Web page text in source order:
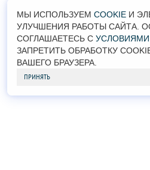
МЫ ИСПОЛЬЗУЕМ COOKIE И
УЛУЧШЕНИЯ РАБОТЫ САЙТА.
СОГЛАШАЕТЕСЬ С УСЛОВИЯМИ
ЗАПРЕТИТЬ ОБРАБОТКУ
ВАШЕГО БРАУЗЕРА.
ПРИНЯТЬ